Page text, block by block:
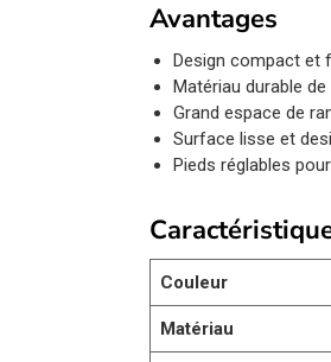
Avantages
Design compact et
Matériau durable de
Grand espace de
Surface lisse et
Pieds réglables
Couleur
Matériau